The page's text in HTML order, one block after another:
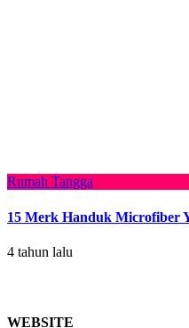
Rumah Tangga
15 Merk Handuk Microfiber
4 tahun lalu
WEBSITE